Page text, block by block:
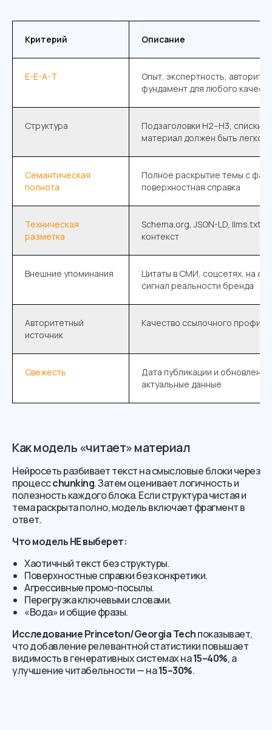
Критерий Описание
E-E-A-T
Опыт, экспертность,
фундамент для любого
Структура
Подзаголовки H2–H3, списки,
материал должен быть легко
Семантическая
полнота
Полное раскрытие темы с
поверхностная справка
Техническая
разметка
Schema.org, JSON-LD, llms.txt
контекст
Внешние упоминания
Цитаты в СМИ, соцсетях, на
сигнал реальности бренда
Авторитетный
источник
Качество ссылочного
Свежесть
Дата публикации и
актуальные данные
Как модель «читает» материал
Нейросеть разбивает текст на смысловые блоки через
процессchunking. Затем оценивает логичность и
полезность каждого блока. Если структура чистая и
тема раскрыта полно, модель включает фрагмент в
ответ.
Что модель НЕ выберет:
Хаотичный текст без структуры.
Поверхностные справки без конкретики.
Агрессивные промо-посылы.
Перегрузка ключевыми словами.
«Вода» и общие фразы.
Исследование Princeton/Georgia Techпоказывает,
что добавление релевантной статистики повышает
видимость в генеративных системах на15–40%, а
улучшение читабельности — на15–30%.